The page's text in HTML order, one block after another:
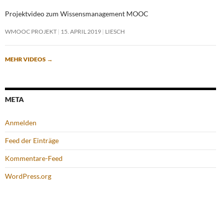
Projektvideo zum Wissensmanagement MOOC
WMOOC PROJEKT 15. APRIL 2019 LIESCH
MEHR VIDEOS →
META
Anmelden
Feed der Einträge
Kommentare-Feed
WordPress.org